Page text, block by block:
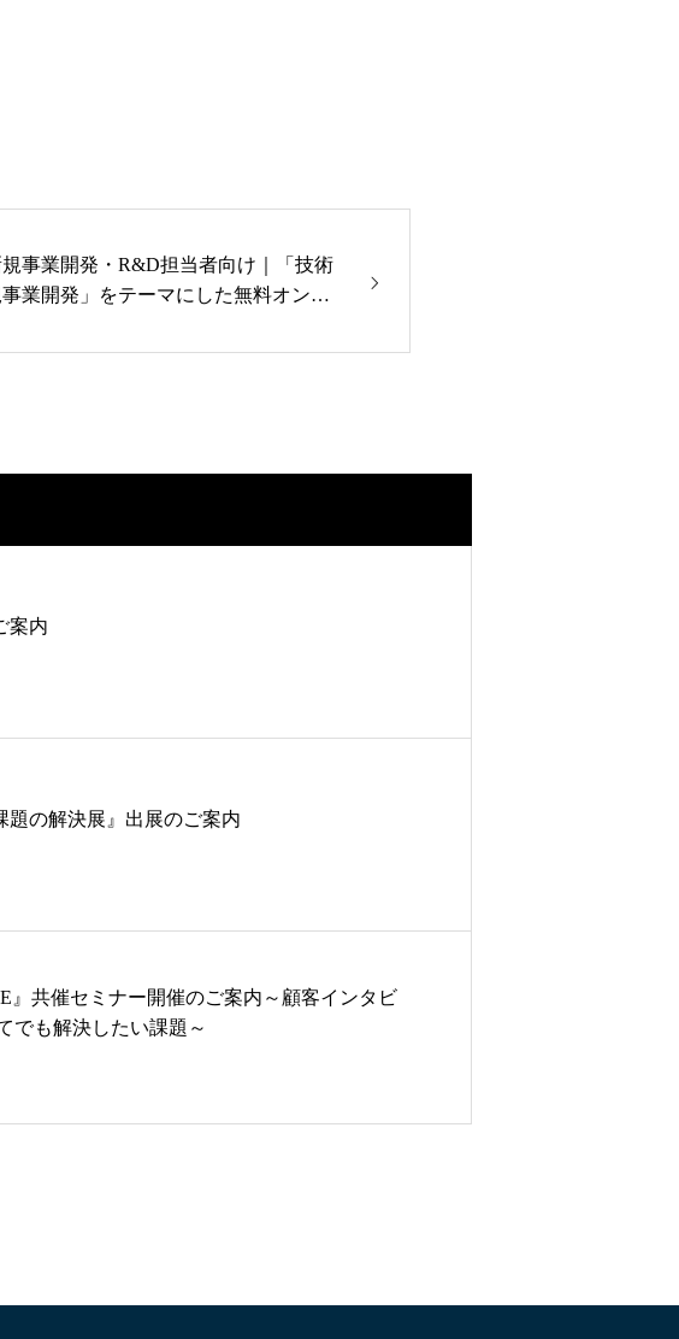
事業開発・R&D担当者向け｜「技術
業開発」をテーマにした無料オンラ
案内
題の解決展』出展のご案内
』共催セミナー開催のご案内～顧客インタビ
でも解決したい課題～